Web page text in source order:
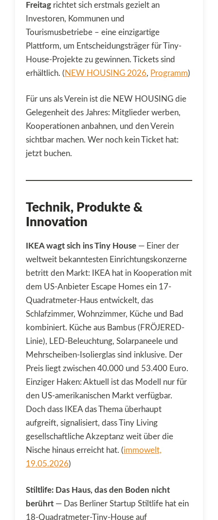
Freitag richtet sich erstmals gezielt an
Investoren, Kommunen und
Tourismusbetriebe – eine einzigartige
Plattform, um Entscheidungsträger für Tiny-
House-Projekte zu gewinnen. Tickets sind
erhältlich. ( NEW HOUSING 2026, Programm)
Für uns als Verein ist die NEW HOUSING die
Gelegenheit des Jahres: Mitglieder werben,
Kooperationen anbahnen, und den Verein
sichtbar machen. Wer noch kein Ticket hat:
jetzt buchen.
Technik, Produkte &
Innovation
IKEA wagt sich ins Tiny House — Einer der
weltweit bekanntesten Einrichtungskonzerne
betritt den Markt: IKEA hat in Kooperation mit
dem US-Anbieter Escape Homes ein 17-
Quadratmeter-Haus entwickelt, das
Schlafzimmer, Wohnzimmer, Küche und Bad
kombiniert. Küche aus Bambus (FRÖJERED-
Linie), LED-Beleuchtung, Solarpaneele und
Mehrscheiben-Isolierglas sind inklusive. Der
Preis liegt zwischen 40.000 und 53.400 Euro.
Einziger Haken: Aktuell ist das Modell nur für
den US-amerikanischen Markt verfügbar.
Doch dass IKEA das Thema überhaupt
aufgreift, signalisiert, dass Tiny Living
gesellschaftliche Akzeptanz weit über die
Nische hinaus erreicht hat. (immowelt,
19.05.2026)
Stiltlife: Das Haus, das den Boden nicht
berührt — Das Berliner Startup Stiltlife hat ein
18-Quadratmeter-Tiny-House auf